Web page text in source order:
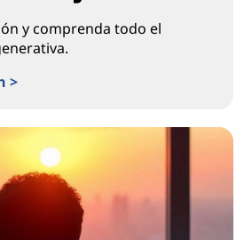
y comprenda todo el
>